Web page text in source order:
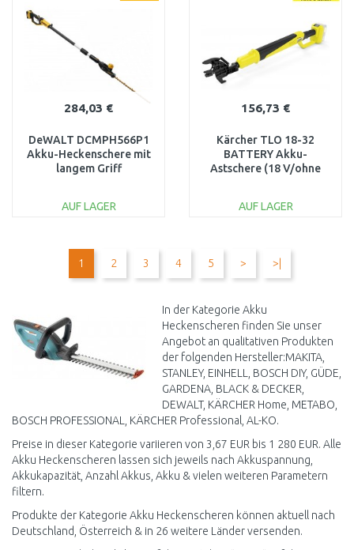
284,03 €
DeWALT DCMPH566P1
Akku-Heckenschere mit
langem Griff
AUF LAGER
156,73 €
Kärcher TLO 18-32
BATTERY Akku-
Astschere (18 V/ohne
AUF LAGER
Vergleichen
1 2 3 4 5 > >|
In der Kategorie Akku
Heckenscheren finden Sie unser
Angebot an qualitativen Produkten
der folgenden Hersteller:MAKITA,
STANLEY, EINHELL, BOSCH DIY, GÜDE,
GARDENA, BLACK & DECKER,
DEWALT, KÄRCHER Home, METABO,
BOSCH PROFESSIONAL, KÄRCHER Professional, AL-KO.
Preise in dieser Kategorie variieren von 3,67 EUR bis 1 280 EUR. Alle
Akku Heckenscheren lassen sich jeweils nach Akkuspannung,
Akkukapazität, Anzahl Akkus, Akku & vielen weiteren Parametern
filtern.
Produkte der Kategorie Akku Heckenscheren können aktuell nach
Deutschland, Österreich & in 26 weitere Länder versenden.